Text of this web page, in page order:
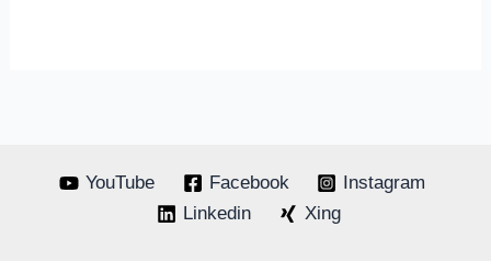
YouTube Facebook
Instagram
Linkedin
Xing